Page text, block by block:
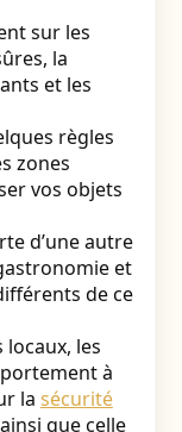
sur les
la
et les
règles
zones
vos objets
d’une autre
et
de ce
locaux, les
à
la sécurité
que celle